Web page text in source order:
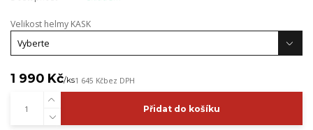
Velikost helmy KASK
1 990 Kč/ks1 645 Kčbez DPH
Přidat do košíku